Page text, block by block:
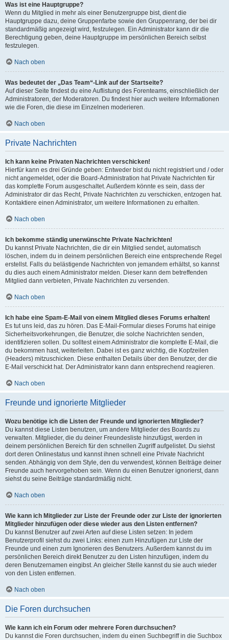
Was ist eine Hauptgruppe?
Wenn du Mitglied in mehr als einer Benutzergruppe bist, dient die
Hauptgruppe dazu, deine Gruppenfarbe sowie den Gruppenrang, der bei dir
standardmäßig angezeigt wird, festzulegen. Ein Administrator kann dir die
Berechtigung geben, deine Hauptgruppe im persönlichen Bereich selbst
festzulegen.
Nach oben
Was bedeutet der „Das Team“-Link auf der Startseite?
Auf dieser Seite findest du eine Auflistung des Forenteams, einschließlich der
Administratoren, der Moderatoren. Du findest hier auch weitere Informationen
wie die Foren, die diese im Einzelnen moderieren.
Nach oben
Private Nachrichten
Ich kann keine Privaten Nachrichten verschicken!
Hierfür kann es drei Gründe geben: Entweder bist du nicht registriert und / oder
nicht angemeldet, oder die Board-Administration hat Private Nachrichten für
das komplette Forum ausgeschaltet. Außerdem könnte es sein, dass der
Administrator dir das Recht, Private Nachrichten zu verschicken, entzogen hat.
Kontaktiere einen Administrator, um weitere Informationen zu erhalten.
Nach oben
Ich bekomme ständig unerwünschte Private Nachrichten!
Du kannst Private Nachrichten, die dir ein Mitglied sendet, automatisch
löschen, indem du in deinem persönlichen Bereich eine entsprechende Regel
erstellst. Falls du belästigende Nachrichten von jemandem erhältst, so kannst
du dies auch einem Administrator melden. Dieser kann dem betreffenden
Mitglied dann verbieten, Private Nachrichten zu versenden.
Nach oben
Ich habe eine Spam-E-Mail von einem Mitglied dieses Forums erhalten!
Es tut uns leid, das zu hören. Das E-Mail-Formular dieses Forums hat einige
Sicherheitsvorkehrungen, die Benutzer, die solche Nachrichten senden,
identifizieren sollen. Du solltest einem Administrator die komplette E-Mail, die
du bekommen hast, weiterleiten. Dabei ist es ganz wichtig, die Kopfzeilen
(Headers) mitzuschicken. Diese enthalten Details über den Benutzer, der die
E-Mail verschickt hat. Der Administrator kann dann entsprechend reagieren.
Nach oben
Freunde und ignorierte Mitglieder
Wozu benötige ich die Listen der Freunde und ignorierten Mitglieder?
Du kannst diese Listen benutzen, um andere Mitglieder des Boards zu
verwalten. Mitglieder, die du deiner Freundesliste hinzufügst, werden in
deinem persönlichen Bereich für den schnellen Zugriff aufgelistet. Du siehst
dort deren Onlinestatus und kannst ihnen schnell eine Private Nachricht
senden. Abhängig von dem Style, den du verwendest, können Beiträge deiner
Freunde auch hervorgehoben sein. Wenn du einen Benutzer ignorierst, dann
siehst du seine Beiträge standardmäßig nicht.
Nach oben
Wie kann ich Mitglieder zur Liste der Freunde oder zur Liste der ignorierten
Mitglieder hinzufügen oder diese wieder aus den Listen entfernen?
Du kannst Benutzer auf zwei Arten auf diese Listen setzen: In jedem
Benutzerprofil siehst du zwei Links: einen zum Hinzufügen zur Liste der
Freunde und einen zum Ignorieren des Benutzers. Außerdem kannst du im
persönlichen Bereich direkt Benutzer zu den Listen hinzufügen, indem du
deren Benutzernamen eingibst. An gleicher Stelle kannst du sie auch wieder
von den Listen entfernen.
Nach oben
Die Foren durchsuchen
Wie kann ich ein Forum oder mehrere Foren durchsuchen?
Du kannst die Foren durchsuchen, indem du einen Suchbegriff in die Suchbox